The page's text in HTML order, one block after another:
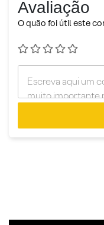
Avaliação
O quão foi útil este